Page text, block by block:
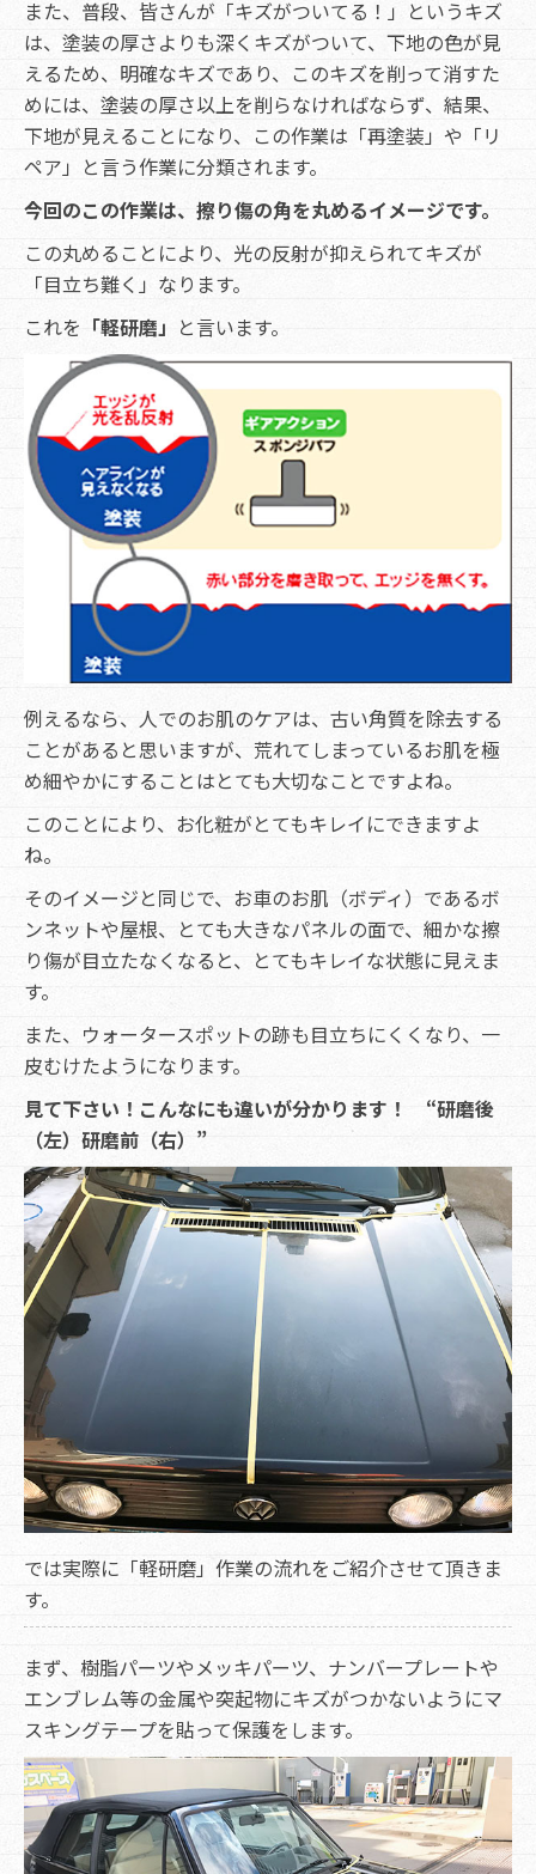
また、普段、皆さんが「キズがついてる！」というキズ
は、塗装の厚さよりも深くキズがついて、下地の色が見
えるため、明確なキズであり、このキズを削って消すた
めには、塗装の厚さ以上を削らなければならず、結果、
下地が見えることになり、この作業は「再塗装」や「リ
ペア」と言う作業に分類されます。
今回のこの作業は、擦り傷の角を丸めるイメージです。
この丸めることにより、光の反射が抑えられてキズが
「目立ち難く」なります。
これを 「軽研磨」 と言います。
例えるなら、人でのお肌のケアは、古い角質を除去する
ことがあると思いますが、荒れてしまっているお肌を極
め細やかにすることはとても大切なことですよね。
このことにより、お化粧がとてもキレイにできますよ
ね。
そのイメージと同じで、お車のお肌（ボディ）であるボ
ンネットや屋根、とても大きなパネルの面で、細かな擦
り傷が目立たなくなると、とてもキレイな状態に見えま
す。
また、ウォータースポットの跡も目立ちにくくなり、一
皮むけたようになります。
見て下さい！こんなにも違いが分かります！ “研磨後
（左）研磨前（右）”
では実際に「軽研磨」作業の流れをご紹介させて頂きま
す。
まず、樹脂パーツやメッキパーツ、ナンバープレートや
エンブレム等の金属や突起物にキズがつかないようにマ
スキングテープを貼って保護をします。